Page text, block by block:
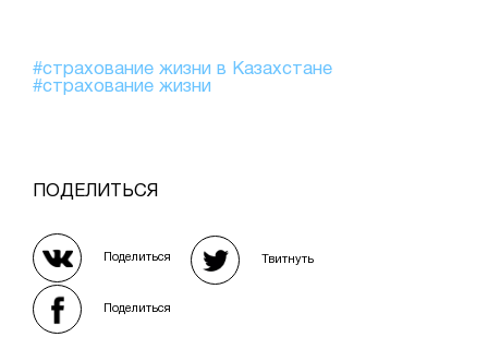
#страхование жизни в Казахстане
#страхование жизни
ПОДЕЛИТЬСЯ
Поделиться Твитнуть
Поделиться